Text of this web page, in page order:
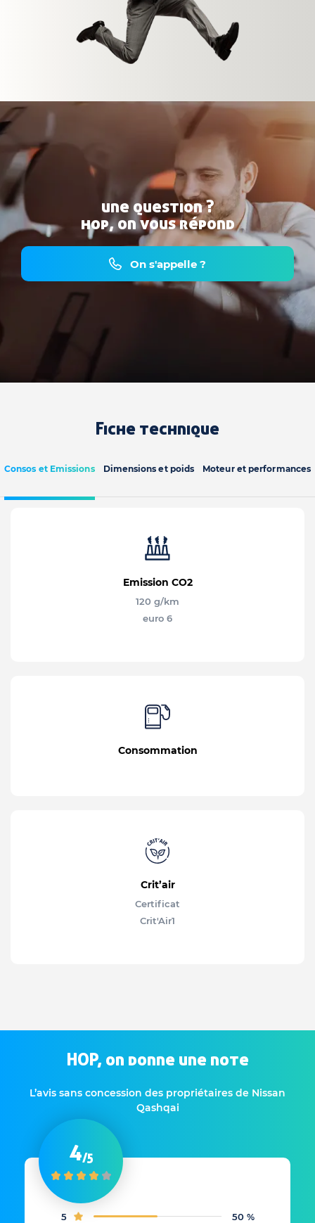
une question ?
hop, on vous répond
On s'appelle ?
Fiche technique
Consos et Emissions Dimensions et poids Moteur et performances
Emission CO2
120 g/km
euro 6
Consommation
Crit’air
Certificat
Crit'Air1
HOP, on donne une note
L’avis sans concession des propriétaires de Nissan
Qashqai
4/5
5
50 %